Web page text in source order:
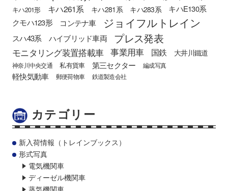
キハ201形
キハ261系 キハ281系 キハ283系
キハE130系
クモハ123形
コンテナ車 ジョイフルトレイン
スハ43系 ハイブリッド車両 プレス発表
モニタリング装置搭載車 事業用車 国鉄 大井川鐵道
神奈川中央交通 私有貨車 第三セクター 編成写真
軽快気動車 郵便荷物車 鉄道製造会社
カテゴリー
新入荷情報（トレインブックス）
形式写真
電気機関車
ディーゼル機関車
蒸気機関車